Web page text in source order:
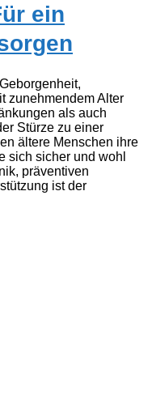
ein
zunehmendem Alter
als auch
Stürze zu einer
ältere Menschen ihre
sich sicher und wohl
präventiven
ist der